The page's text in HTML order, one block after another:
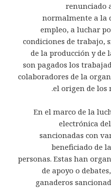
renunciado
normalmente a la
empleo, a luchar
condiciones de trabajo,
de la producción y de
son pagados los
colaboradores de la
el origen de los
En el marco de la
electrónica
sancionadas con
beneficiado de
personas. Estas han
de apoyo o
ganaderos